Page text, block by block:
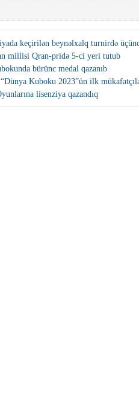
keçirilən beynəlxalq turnirdə
millisi Qran-pridə 5-ci yeri tutub
bürünc medal qazanıb
“Dünya Kuboku 2023”ün ilk
lisenziya qazandıq